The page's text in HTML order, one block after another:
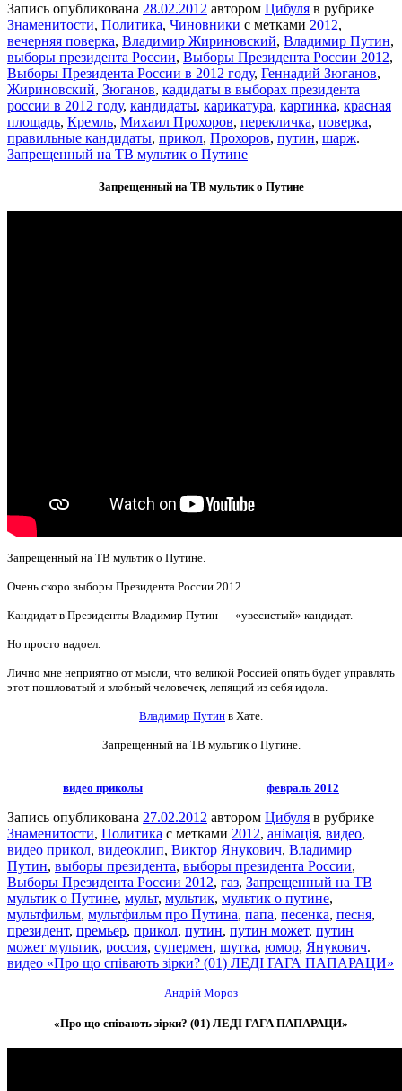
Запись опубликована 28.02.2012 автором Цибуля в рубрике
Знаменитости, Политика, Чиновники с метками 2012,
вечерняя поверка, Владимир Жириновский, Владимир Путин,
выборы президента России, Выборы Президента России 2012,
Выборы Президента России в 2012 году, Геннадий Зюганов,
Жириновский, Зюганов, кадидаты в выборах президента
россии в 2012 году, кандидаты, карикатура, картинка, красная
площадь, Кремль, Михаил Прохоров, перекличка, поверка,
правильные кандидаты, прикол, Прохоров, путин, шарж.
Запрещенный на ТВ мультик о Путине
Запрещенный на ТВ мультик о Путине
Запрещенный на ТВ мультик о Путине.
Очень скоро выборы Президента России 2012.
Кандидат в Президенты Владимир Путин — «увесистый» кандидат.
Но просто надоел.
Лично мне неприятно от мысли, что великой Россией опять будет управлять
этот пошловатый и злобный человечек, лепящий из себя идола.
Владимир Путин в Хате.
Запрещенный на ТВ мультик о Путине.
видео приколы февраль 2012
Запись опубликована 27.02.2012 автором Цибуля в рубрике
Знаменитости, Политика с метками 2012, анімація, видео,
видео прикол, видеоклип, Виктор Янукович, Владимир
Путин, выборы президента, выборы президента России,
Выборы Президента России 2012, газ, Запрещенный на ТВ
мультик о Путине, мульт, мультик, мультик о путине,
мультфильм, мультфильм про Путина, папа, песенка, песня,
президент, премьер, прикол, путин, путин может, путин
может мультик, россия, супермен, шутка, юмор, Янукович.
видео «Про що співають зірки? (01) ЛЕДІ ГАГА ПАПАРАЦИ»
Андрій Мороз
«Про що співають зірки? (01) ЛЕДІ ГАГА ПАПАРАЦИ»